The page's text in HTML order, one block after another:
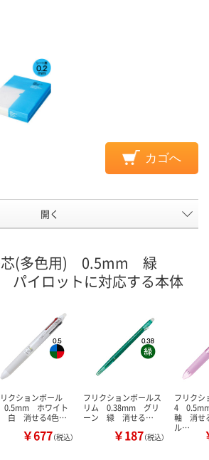
カゴへ
開く
芯(多色用) 0.5mm 緑
パイロットに対応する本体
クションボール
ホワイト
白 消せる4色…
￥677（税込）
フリクションボールス
リム 0.38mm グリ
ーン 緑 消せる…
￥187（税込）
フリクシ
4
軸 消せ
ル…